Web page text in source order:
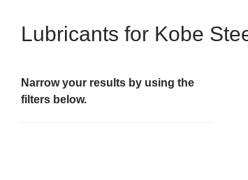
Lubricants for Kobe
Narrow your results by using the
filters below.